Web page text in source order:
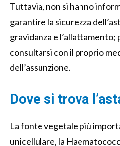
Tuttavia, non si hanno
garantire la sicurezza
gravidanza e l’allattamento;
consultarsi con il proprio
dell’assunzione.
Dove si trova
La fonte vegetale più
unicellulare, la